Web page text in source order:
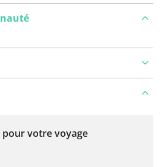
votre voyage